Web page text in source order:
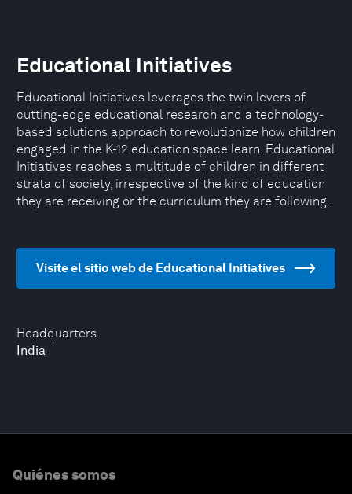
Headquarters
India
Educational Initiatives
Educational Initiatives leverages the twin levers of
cutting-edge educational research and a technology-
based solutions approach to revolutionize how children
engaged in the K-12 education space learn. Educational
Initiatives reaches a multitude of children in different
strata of society, irrespective of the kind of education
they are receiving or the curriculum they are following.
Visite el sitio web de Educational Initiatives
Quiénes somos